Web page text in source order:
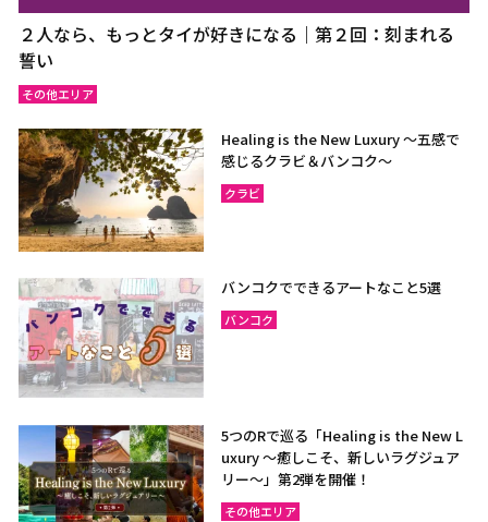
２人なら、もっとタイが好きになる｜第２回：刻まれる
誓い
その他エリア
Healing is the New Luxury ～五感で
感じるクラビ＆バンコク～
クラビ
バンコクでできるアートなこと5選
バンコク
5つのRで巡る「Healing is the New L
uxury ～癒しこそ、新しいラグジュア
リー〜」第2弾を開催！
その他エリア